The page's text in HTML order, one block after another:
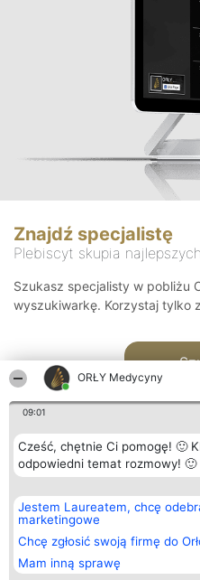
ORŁY Medycyny
09:01
Cześć, chętnie Ci pomogę! 🙂
odpowiedni temat rozmowy! 🙂
Jestem Laureatem, chcę
marketingowe
Chcę zgłosić swoją firmę do
Mam inną sprawę
Znajdź specjalistę
Plebiscyt skupia
Szukasz specjalisty w pobliżu
wyszukiwarkę. Korzystaj tylko
Organizator plebiscytu
Bright Side Solutions sp. z o.
o. sp. k.
ul. Ruska 22
Wrocław 50-079
KRS 0000749100 | Regon
381313360 | NIP 8943132676